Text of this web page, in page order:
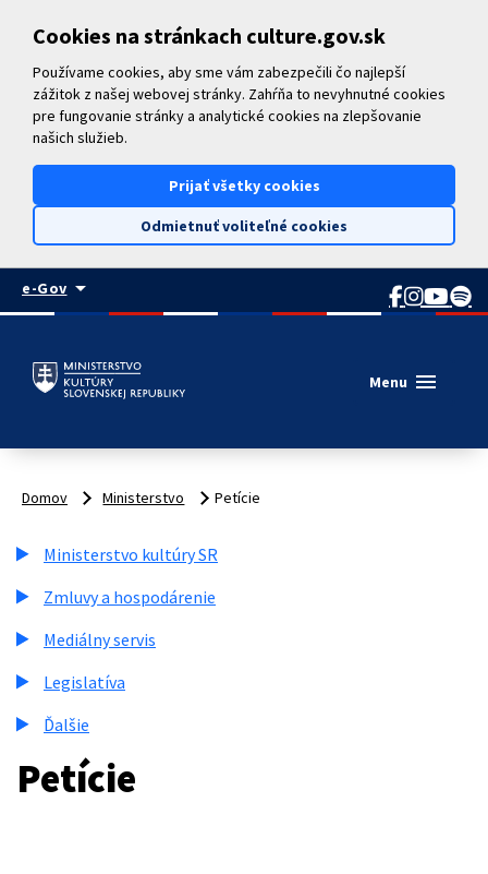
Cookies na stránkach culture.gov.sk
Používame cookies, aby sme vám zabezpečili čo najlepší
zážitok z našej webovej stránky. Zahŕňa to nevyhnutné cookies
pre fungovanie stránky a analytické cookies na zlepšovanie
našich služieb.
Prijať všetky cookies
Odmietnuť voliteľné cookies
e-Govarrow_drop_down
Menu menu
Domov Ministerstvo Petície
Ministerstvo kultúry SR
Zmluvy a hospodárenie
Mediálny servis
Legislatíva
Ďalšie
Petície